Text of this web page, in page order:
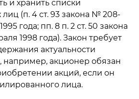
и хранить списки
(п. 4 ст. 93 закона № 208-
года; пп. 8 п. 2 ст. 50 закона
1998 года). Закон требует
актуальности
например, акционер обязан
акций, если он
лица.